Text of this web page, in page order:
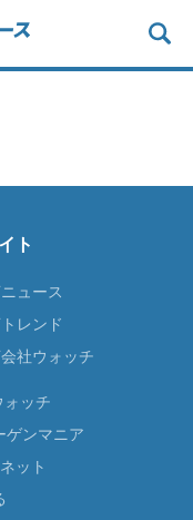
ト
ュース
レンド
社ウォッチ
ォッチ
ゲンマニア
ット